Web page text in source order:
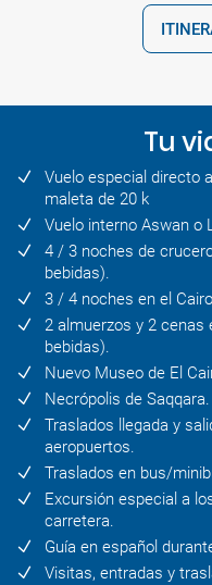
Tu
Vuelo especial directo
maleta de 20 k
Vuelo interno Aswan o
4 / 3 noches de
bebidas).
3 / 4 noches en el
2 almuerzos y 2 cenas
bebidas).
Nuevo Museo de El
Necrópolis de Saqqara.
Traslados llegada y
aeropuertos.
Traslados en bus/
Excursión especial a
carretera.
Guía en español
Visitas, entradas y